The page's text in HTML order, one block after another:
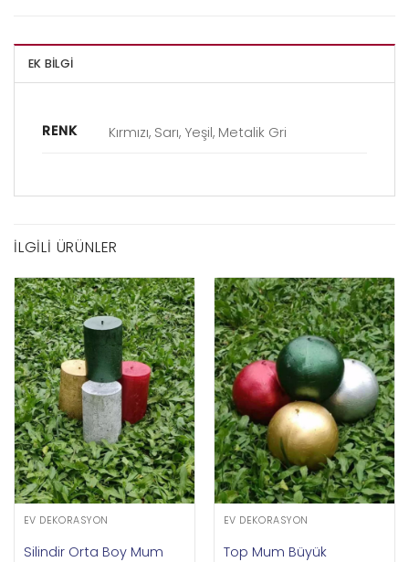
EK BILGI
RENK Kırmızı, Sarı, Yeşil, Metalik Gri
İLGILI ÜRÜNLER
EV DEKORASYON
Silindir Orta Boy Mum
EV DEKORASYON
Top Mum Büyük